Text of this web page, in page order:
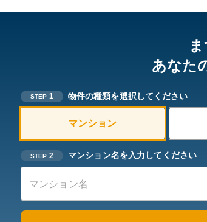
あなた
STEP 1 物件の種類を選択してください
マンション
STEP 2 マンション名を入力してください